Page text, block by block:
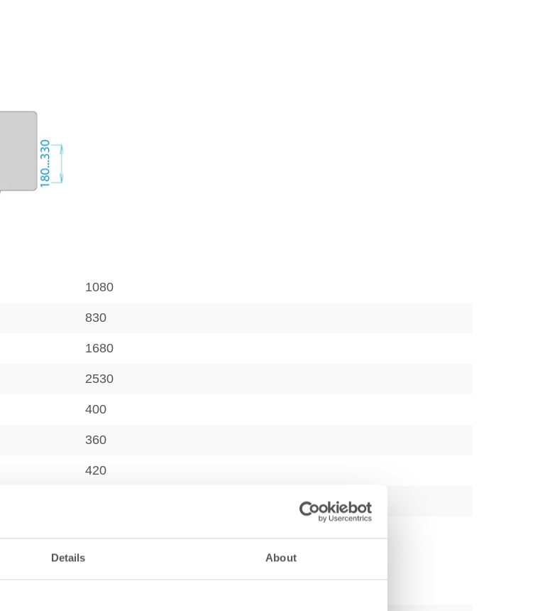
Details About
1080
830
1680
2530
400
360
420